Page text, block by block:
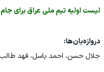
لیست اولیه تیم ملی عراق برای جام جهانی ۲۰۲۶ به
دروازه‌بان‌ها:
جلال حسن، احمد باسل، فهد